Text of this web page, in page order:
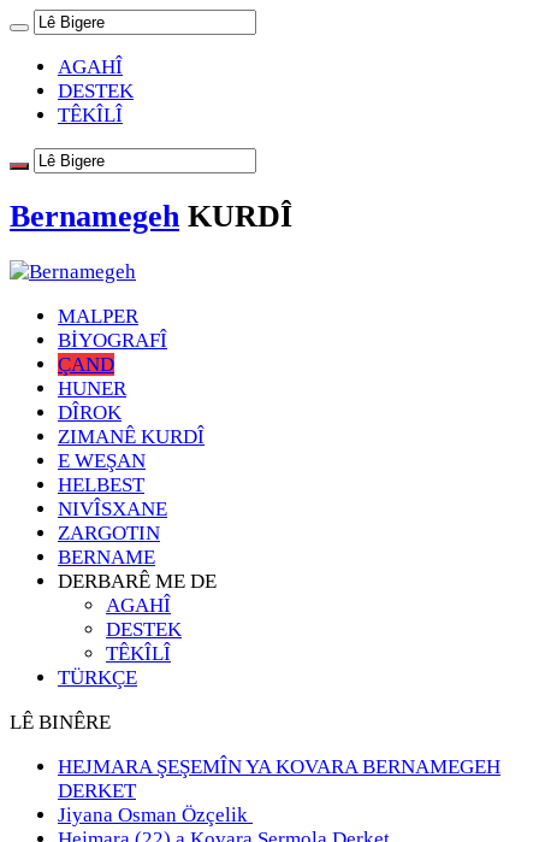
AGAHÎ
DESTEK
TÊKÎLÎ
Bernamegeh KURDÎ
MALPER
BİYOGRAFÎ
ÇAND
HUNER
DÎROK
ZIMANÊ KURDÎ
E WEŞAN
HELBEST
NIVÎSXANE
ZARGOTIN
BERNAME
DERBARÊ ME DE
AGAHÎ
DESTEK
TÊKÎLÎ
TÜRKÇE
LÊ BINÊRE
HEJMARA ŞEŞEMÎN YA KOVARA BERNAMEGEH
DERKET
Jiyana Osman Özçelik